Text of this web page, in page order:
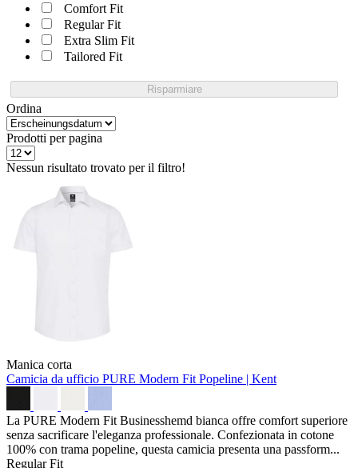
Comfort Fit
Regular Fit
Extra Slim Fit
Tailored Fit
Risparmiare
Ordina
Prodotti per pagina
Nessun risultato trovato per il filtro!
Manica corta
Camicia da ufficio PURE Modern Fit Popeline | Kent
La PURE Modern Fit Businesshemd bianca offre comfort superiore
senza sacrificare l'eleganza professionale. Confezionata in cotone
100% con trama popeline, questa camicia presenta una passform...
Regular Fit